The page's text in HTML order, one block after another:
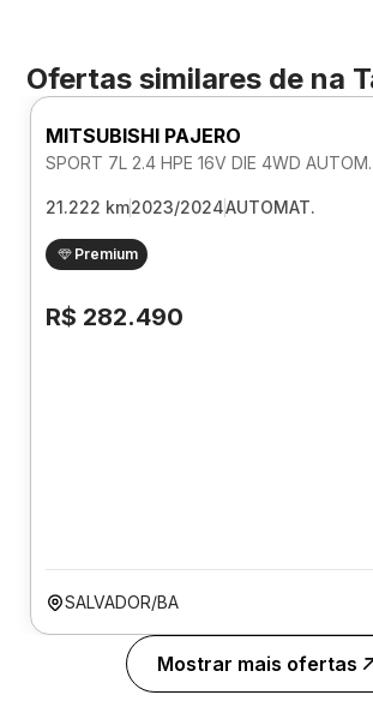
Ofertas similares de na
MITSUBISHI PAJERO
SPORT 7L
21.222 km2023/2024AUTOMAT.
Premium
R$ 282.490
SALVADOR/BA
Mostrar mais ofertas